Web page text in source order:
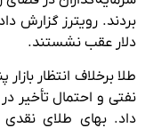
بردند. رویترز گزارش
دلار عقب نشستند.
طلا برخلاف انتظار
نفتی و احتمال تأخیر